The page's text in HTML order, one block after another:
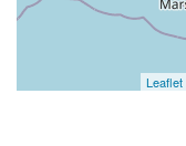
Leaflet